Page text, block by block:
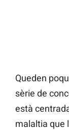
Queden
sèrie de
està
malaltia que